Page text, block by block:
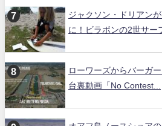
ジャクソン・ドリアン
に！ビラボンの2世サー
ローワーズからバーガ
台裏動画「No Contest...